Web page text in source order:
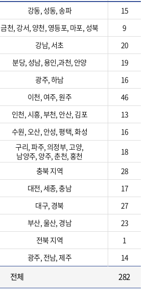
강동, 성동, 송파
15
금천, 강서, 양천, 영등포, 마포, 성북
9
강남, 서초
20
분당, 성남, 용인,과천, 안양
19
광주, 하남
16
이천, 여주, 원주
46
인천, 시흥, 부천, 안산, 김포
13
수원, 오산, 안성, 평택, 화성
16
구리, 파주, 의정부, 고양,
남양주, 양주, 춘천, 홍천
18
충북 지역
28
대전, 세종, 충남
17
대구, 경북
27
부산, 울산, 경남
23
전북 지역
1
광주, 전남, 제주 14
전체 282